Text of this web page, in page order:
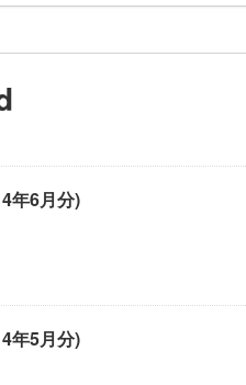
年6月分)
年5月分)